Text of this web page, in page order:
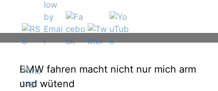
BMW fahren macht nicht nur mich arm
und wütend